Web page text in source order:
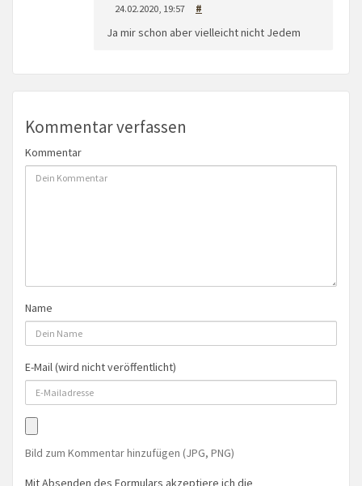
24.02.2020, 19:57 #
Ja mir schon aber vielleicht nicht Jedem
Kommentar verfassen
Kommentar
Name
E-Mail (wird nicht veröffentlicht)
Bild zum Kommentar hinzufügen (JPG, PNG)
Mit Absenden des Formulars akzeptiere ich die